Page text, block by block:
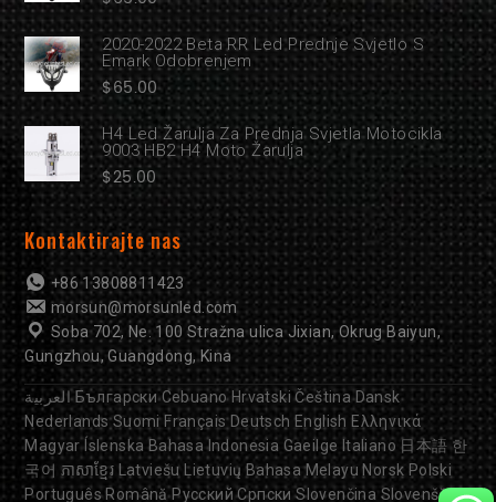
2020-2022 Beta RR Led Prednje Svjetlo S
Emark Odobrenjem
$65.00
H4 Led Žarulja Za Prednja Svjetla Motocikla
9003 HB2 H4 Moto Žarulja
$25.00
Kontaktirajte nas
+86 13808811423
morsun@morsunled.com
Soba 702, Ne. 100 Stražna ulica Jixian, Okrug Baiyun,
Gungzhou, Guangdong, Kina
العربية Български Cebuano Hrvatski Čeština Dansk
Nederlands Suomi Français Deutsch English Ελληνικά
Magyar Íslenska Bahasa Indonesia Gaeilge Italiano 日本語 한
국어 ភាសាខ្មែរ Latviešu Lietuvių Bahasa Melayu Norsk Polski
Português Română Русский Српски Slovenčina Slovenščina